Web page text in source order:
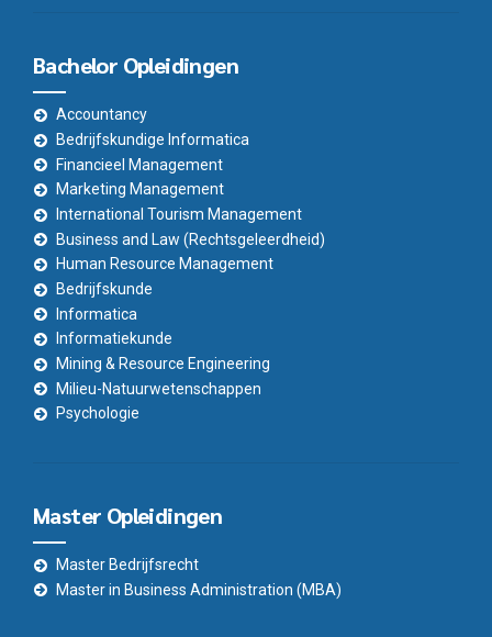
Bachelor Opleidingen
Accountancy
Bedrijfskundige Informatica
Financieel Management
Marketing Management
International Tourism Management
Business and Law (Rechtsgeleerdheid)
Human Resource Management
Bedrijfskunde
Informatica
Informatiekunde
Mining & Resource Engineering
Milieu-Natuurwetenschappen
Psychologie
Master Opleidingen
Master Bedrijfsrecht
Master in Business Administration (MBA)